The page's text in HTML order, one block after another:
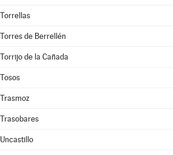
Torrellas
Torres de Berrellén
Torrijo de la Cañada
Tosos
Trasmoz
Trasobares
Uncastillo